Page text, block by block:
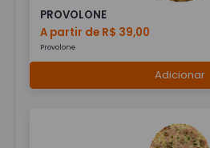
PROVOLONE
A partir de R$ 39,00
Provolone
Adicionar